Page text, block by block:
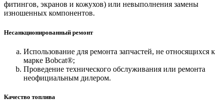
фитингов, экранов и кожухов) или невыполнения замены
изношенных компонентов.
Несанкционированный ремонт
Использование для ремонта запчастей, не относящихся к
марке Bobcat®;
Проведение технического обслуживания или ремонта
неофициальным дилером.
Качество топлива